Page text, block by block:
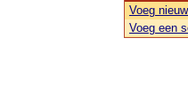
Voeg
Voeg een